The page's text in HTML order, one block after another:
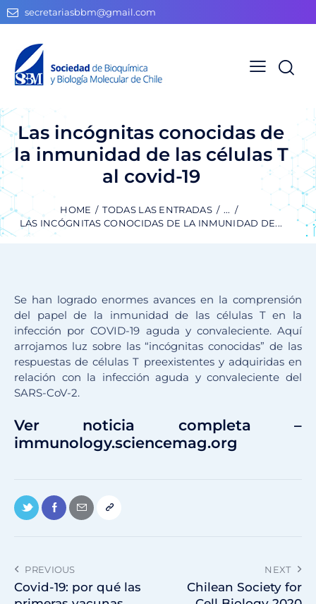
secretariasbbm@gmail.com
Las incógnitas conocidas de
la inmunidad de las células T
al covid-19
HOME TODAS LAS ENTRADAS
...
LAS INCÓGNITAS CONOCIDAS DE LA INMUNIDAD DE...
Se han logrado enormes avances en la comprensión
del papel de la inmunidad de las células T en la
infección por COVID-19 aguda y convaleciente. Aquí
arrojamos luz sobre las “incógnitas conocidas” de las
respuestas de células T preexistentes y adquiridas en
relación con la infección aguda y convaleciente del
SARS-CoV-2.
Ver noticia completa –
immunology.sciencemag.org
PREVIOUS
Covid-19: por qué las
NEXT
Chilean Society for